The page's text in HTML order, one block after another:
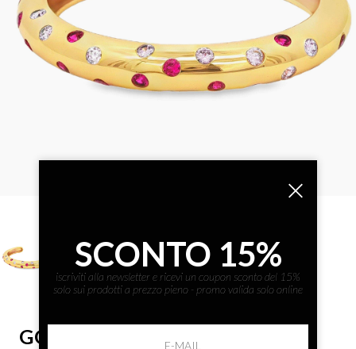
GOCCIAZZURRA JEWELS
SCONTO 15%
iscriviti alla newsletter e ricevi un coupon sconto del 15%
solo sui prodotti a prezzo pieno - promo valida solo online